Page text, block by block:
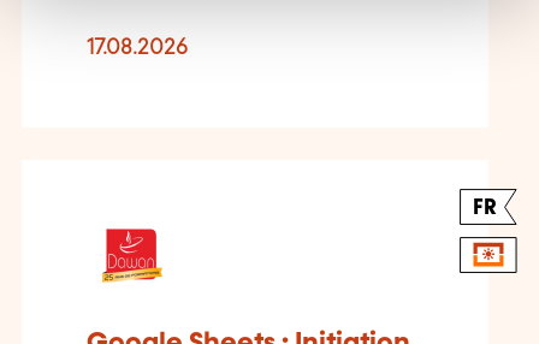
17.08.2026
FR